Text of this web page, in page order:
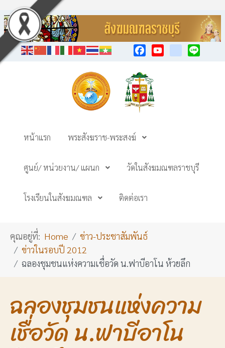
หน้าแรก พระสังฆราช-พระสงฆ์
ศูนย์/ หน่วยงาน/ แผนก วัดในสังฆมณฑลราชบุรี
โรงเรียนในสังฆมณฑล ติดต่อเรา
คุณอยู่ที่: Home
ข่าว-ประชาสัมพันธ์
ข่าวในรอบปี 2012
ฉลองชุมชนแห่งความเชื่อวัด น.ฟาบีอาโน ห้วยลึก
ฉลองชุมชนแห่งความ
เชื่อวัด น.ฟาบีอาโน